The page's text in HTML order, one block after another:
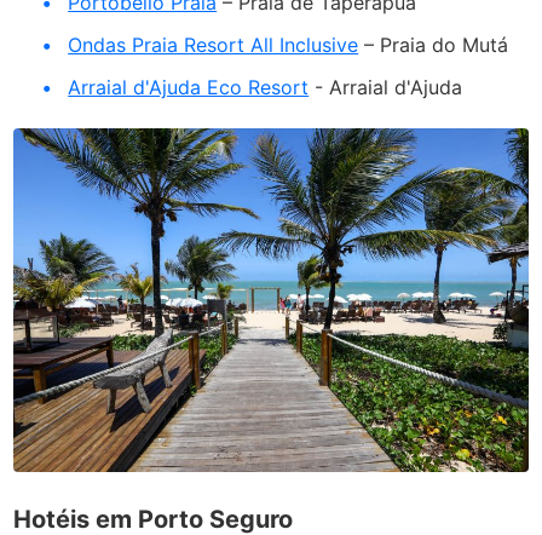
Ondas Praia Resort All Inclusive – Praia do Mutá
Arraial d'Ajuda Eco Resort - Arraial d'Ajuda
Hotéis em Porto Seguro